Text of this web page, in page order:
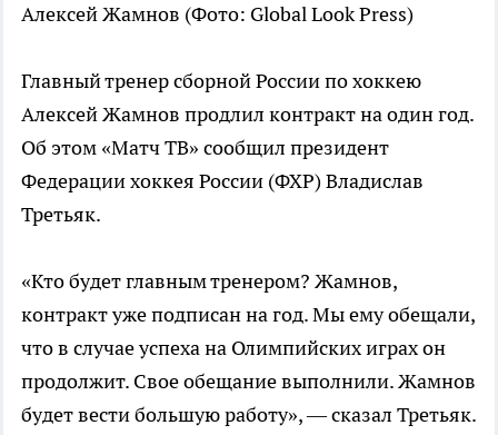
Алексей Жамнов (Фото: Global Look Press)
Главный тренер сборной России по хоккею
Алексей Жамнов продлил контракт на один год.
Об этом «Матч ТВ» сообщил президент
Федерации хоккея России (ФХР) Владислав
Третьяк.
«Кто будет главным тренером? Жамнов,
контракт уже подписан на год. Мы ему обещали,
что в случае успеха на Олимпийских играх он
продолжит. Свое обещание выполнили. Жамнов
будет вести большую работу», — сказал Третьяк.